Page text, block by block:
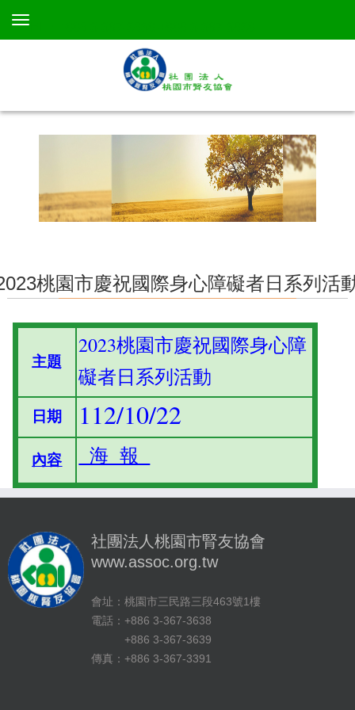
TEL：+886 3-367-3638 +886 3-367-3638
桃園市慶祝國際身心障礙者日系列活
主題
2023桃園市慶祝國際身心障
礙者日系列活動
日期 112/10/22
內容 海 報
社團法人桃園市腎友協會
www.assoc.org.tw
會址：桃園市三民路三段463號1樓
電話：+886 3-367-3638
+886 3-367-3639
傳真：+886 3-367-3391